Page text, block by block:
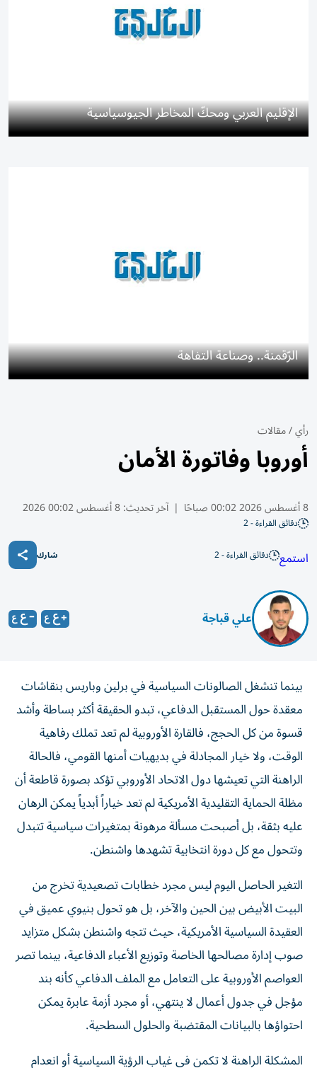
الإقليم العربي ومحكّ المخاطر الجيوسياسية
الرّقمنة.. وصناعة التفاهة
رأي/مقالات
أوروبا وفاتورة الأمان
8 أغسطس 2026 00:02 صباحًا | آخر تحديث:8 أغسطس 00:02 2026
دقائق القراءة - 2
استمع دقائق القراءة - 2 شارك
علي قباجة
بينما تنشغل الصالونات السياسية في برلين وباريس بنقاشات
معقدة حول المستقبل الدفاعي، تبدو الحقيقة أكثر بساطة وأشد
قسوة من كل الحجج، فالقارة الأوروبية لم تعد تملك رفاهية
الوقت، ولا خيار المجادلة في بديهيات أمنها القومي، فالحالة
الراهنة التي تعيشها دول الاتحاد الأوروبي تؤكد بصورة قاطعة أن
مظلة الحماية التقليدية الأمريكية لم تعد خياراً أبدياً يمكن الرهان
عليه بثقة، بل أصبحت مسألة مرهونة بمتغيرات سياسية تتبدل
وتتحول مع كل دورة انتخابية تشهدها واشنطن.
التغير الحاصل اليوم ليس مجرد خطابات تصعيدية تخرج من
البيت الأبيض بين الحين والآخر، بل هو تحول بنيوي عميق في
العقيدة السياسية الأمريكية، حيث تتجه واشنطن بشكل متزايد
صوب إدارة مصالحها الخاصة وتوزيع الأعباء الدفاعية، بينما تصر
العواصم الأوروبية على التعامل مع الملف الدفاعي كأنه بند
مؤجل في جدول أعمال لا ينتهي، أو مجرد أزمة عابرة يمكن
احتواؤها بالبيانات المقتضبة والحلول السطحية.
المشكلة الراهنة لا تكمن في غياب الرؤية السياسية أو انعدام